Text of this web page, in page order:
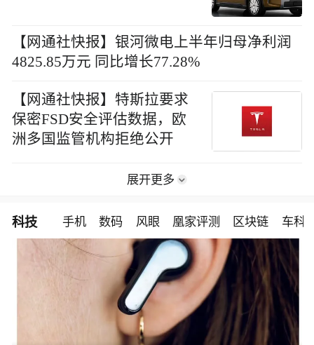
【网通社快报】银河微电上半年归母净利润
4825.85万元 同比增长77.28%
【网通社快报】特斯拉要求
保密FSD安全评估数据，欧
洲多国监管机构拒绝公开
展开更多
科技 手机 数码 风眼 凰家评测 区块链 车科